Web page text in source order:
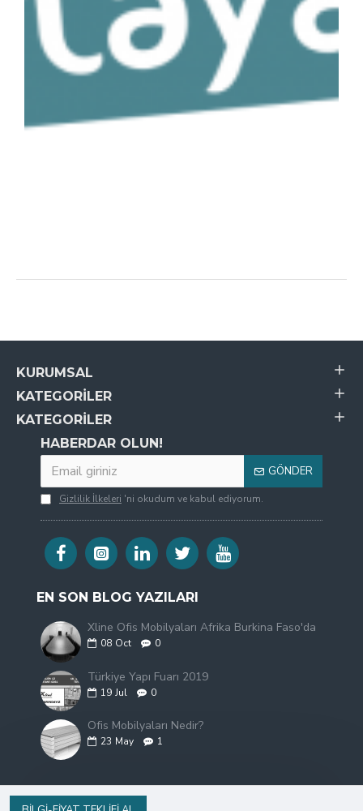
KURUMSAL
KATEGORILER
KATEGORILER
HABERDAR OLUN!
GÖNDER
Gizlilik İlkeleri 'ni okudum ve kabul ediyorum.
EN SON BLOG YAZILARI
Xline Ofis Mobilyaları Afrika Burkina Faso'da
08 Oct 0
Türkiye Yapı Fuarı 2019
19 Jul 0
Ofis Mobilyaları Nedir?
23 May 1